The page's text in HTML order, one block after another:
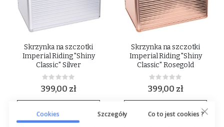
Skrzynka na szczotki
Imperial Riding "Shiny
Classic" Silver
Rating:
0%
399,00 zł
Skrzynka na szczotki
Imperial Riding "Shiny
Classic" Rosegold
Rating:
0%
399,00 zł
DODAJ DO KOSZYKA
Cookies Szczegóły Co to jest cookies ?